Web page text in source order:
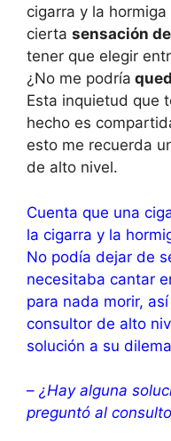
cigarra y la
cierta sensación
tener que elegir
¿No me podría
Esta inquietud que
hecho es
esto me recuerda
de alto nivel.
Cuenta que una
la cigarra y la
No podía dejar de
necesitaba cantar
para nada morir,
consultor de alto
solución a su
– ¿Hay alguna
preguntó al